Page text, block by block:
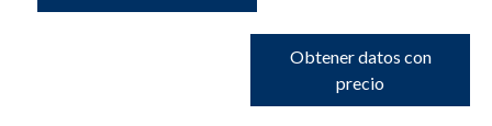
Obtener datos con
precio